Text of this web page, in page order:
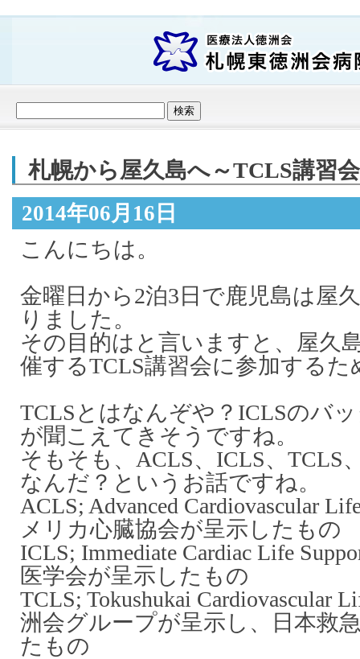
札幌から屋久島へ～TCLS講習
2014年06月16日
こんにちは。
金曜日から2泊3日で鹿児島は屋
りました。
その目的はと言いますと、屋久
催するTCLS講習会に参加するた
TCLSとはなんぞや？ICLSのバ
が聞こえてきそうですね。
そもそも、ACLS、ICLS、TCLS
なんだ？というお話ですね。
ACLS; Advanced
メリカ心臓協会が呈示したもの
ICLS; Immediate Cardiac Life
医学会が呈示したもの
TCLS; Tokushukai
洲会グループが呈示し、日本救
たもの